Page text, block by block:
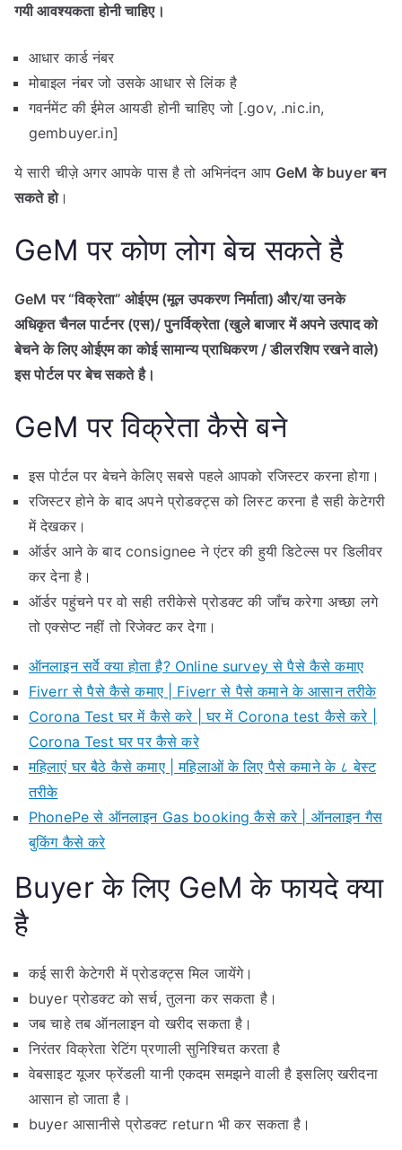
गयी आवश्यकता होनी चाहिए।
आधार कार्ड नंबर
मोबाइल नंबर जो उसके आधार से लिंक है
गवर्नमेंट की ईमेल आयडी होनी चाहिए जो [.gov, .nic.in,
gembuyer.in]
ये सारी चीज़े अगर आपके पास है तो अभिनंदन आप GeM के buyer बन
सकते हो।
GeM पर कोण लोग बेच सकते है
GeM पर “विक्रेता” ओईएम (मूल उपकरण निर्माता) और/या उनके
अधिकृत चैनल पार्टनर (एस)/ पुनर्विक्रेता (खुले बाजार में अपने उत्पाद को
बेचने के लिए ओईएम का कोई सामान्य प्राधिकरण / डीलरशिप रखने वाले)
इस पोर्टल पर बेच सकते है।
GeM पर विक्रेता कैसे बने
इस पोर्टल पर बेचने केलिए सबसे पहले आपको रजिस्टर करना होगा।
रजिस्टर होने के बाद अपने प्रोडक्ट्स को लिस्ट करना है सही केटेगरी
में देखकर।
ऑर्डर आने के बाद consignee ने एंटर की हुयी डिटेल्स पर डिलीवर
कर देना है।
ऑर्डर पहुंचने पर वो सही तरीकेसे प्रोडक्ट की जाँच करेगा अच्छा लगे
तो एक्सेप्ट नहीं तो रिजेक्ट कर देगा।
ऑनलाइन सर्वे क्या होता है? Online survey से पैसे कैसे कमाए
Fiverr से पैसे कैसे कमाए | Fiverr से पैसे कमाने के आसान तरीके
Corona Test घर में कैसे करे | घर में Corona test कैसे करे |
Corona Test घर पर कैसे करे
महिलाएं घर बैठे कैसे कमाए | महिलाओं के लिए पैसे कमाने के ८ बेस्ट
तरीके
PhonePe से ऑनलाइन Gas booking कैसे करे | ऑनलाइन गैस
बुकिंग कैसे करे
Buyer के लिए GeM के फायदे क्या
है
कई सारी केटेगरी में प्रोडक्ट्स मिल जायेंगे।
buyer प्रोडक्ट को सर्च, तुलना कर सकता है।
जब चाहे तब ऑनलाइन वो खरीद सकता है।
निरंतर विक्रेता रेटिंग प्रणाली सुनिश्चित करता है
वेबसाइट यूजर फ्रेंडली यानी एकदम समझने वाली है इसलिए खरीदना
आसान हो जाता है।
buyer आसानीसे प्रोडक्ट return भी कर सकता है।